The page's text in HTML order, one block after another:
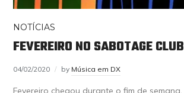
NOTÍCIAS
FEVEREIRO NO SABOTAGE CLUB
04/02/2020 by Música em DX
Fevereiro chegou durante o fim de